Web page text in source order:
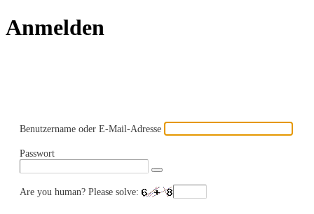
Anmelden
Benutzername oder E-Mail-Adresse
Passwort
Are you human? Please solve: